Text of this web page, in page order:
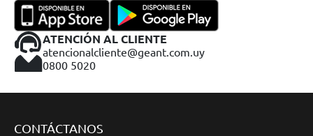
ATENCIÓN AL CLIENTE
atencionalcliente@geant.com.uy
0800 5020
CONTÁCTANOS